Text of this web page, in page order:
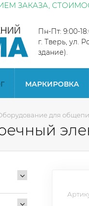
ЗАКАЗА,
Пн-Пт: 9:00-
г. Тверь, ул.
здание).
МАРКИРОВКА
для